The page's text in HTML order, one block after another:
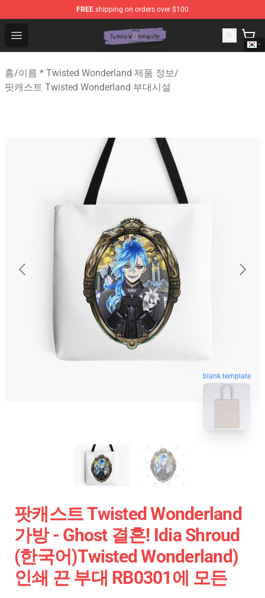
FREE shipping on orders over $100
Open menu
Twisted Wonderland Store - Official Twisted
홈/이름 * Twisted Wonderland 제품 정보/
팟캐스트 Twisted Wonderland 부대시설
blank template
팟캐스트 Twisted Wonderland
가방 - Ghost 결혼! Idia Shroud
(한국어)Twisted Wonderland)
인쇄 끈 부대 RB0301에 모든